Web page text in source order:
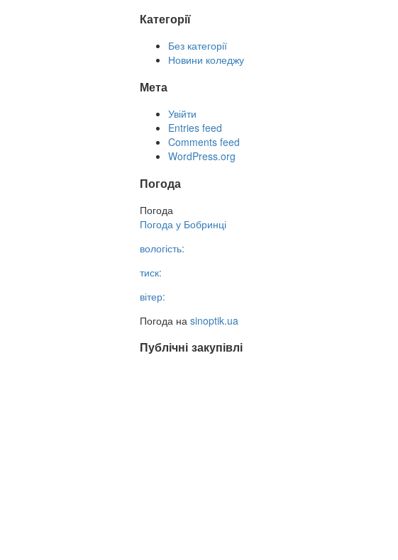
Категорії
Без категорії
Новини коледжу
Мета
Увійти
Entries feed
Comments feed
WordPress.org
Погода
Погода
Погода у Бобринці
вологість:
тиск:
вітер:
Погода на sinoptik.ua
Публічні закупівлі